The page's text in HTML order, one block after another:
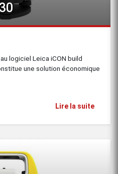
logiciel Leica iCON build
une solution économique
Lire la suite